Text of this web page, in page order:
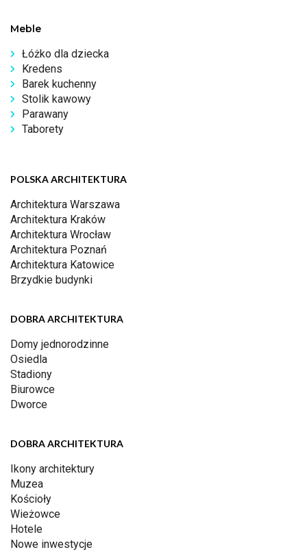
Meble
Łóżko dla dziecka
Kredens
Barek kuchenny
Stolik kawowy
Parawany
Taborety
POLSKA ARCHITEKTURA
Architektura Warszawa
Architektura Kraków
Architektura Wrocław
Architektura Poznań
Architektura Katowice
Brzydkie budynki
DOBRA ARCHITEKTURA
Domy jednorodzinne
Osiedla
Stadiony
Biurowce
Dworce
DOBRA ARCHITEKTURA
Ikony architektury
Muzea
Kościoły
Wieżowce
Hotele
Nowe inwestycje